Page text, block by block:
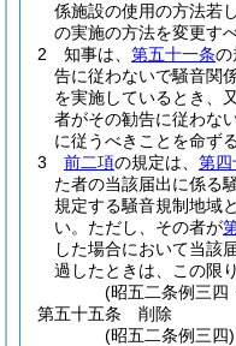
係施設の使用の方法若
の実施の方法を変更す
2
知事は、 第五十一条の
告に従わないで騒音関
を実施しているとき、
者がその勧告に従わな
に従うべきことを命ず
3
前二項の規定は、 第四
た者の当該届出に係る
規定する騒音規制地域
い。 ただし、その者が
した場合において当該
過したときは、この限
(昭五二条例三四
第五十五条
削除
(昭五二条例三四)